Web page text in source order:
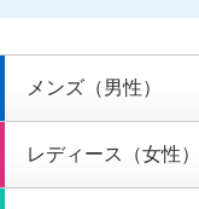
メンズ（男性）
レディース（女性）